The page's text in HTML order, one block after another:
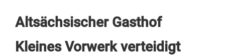
Altsächsischer Gasthof
Kleines Vorwerk verteidigt